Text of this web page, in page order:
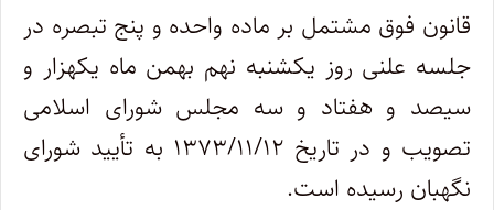
قانون فوق مشتمل بر ماده واحده و پنج تبصره در
جلسه علنی روز یکشنبه نهم بهمن ماه یکهزار و
سیصد و هفتاد و سه مجلس شورای اسلامی
تصویب و در تاریخ ۱۳۷۳/۱۱/۱۲ به تأیید شورای
نگهبان رسیده است. ‌